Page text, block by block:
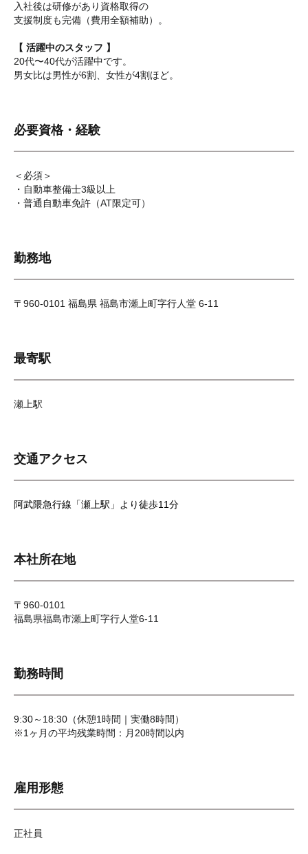
入社後は研修があり資格取得の
支援制度も完備（費用全額補助）。
【 活躍中のスタッフ 】
20代〜40代が活躍中です。
男女比は男性が6割、女性が4割ほど。
必要資格・経験
＜必須＞
・自動車整備士3級以上
・普通自動車免許（AT限定可）
勤務地
〒960-0101 福島県 福島市瀬上町字行人堂 6-11
最寄駅
瀬上駅
交通アクセス
阿武隈急行線「瀬上駅」より徒歩11分
本社所在地
〒 960-0101
福島県福島市瀬上町字行人堂6-11
勤務時間
9:30～18:30 （休憩1時間 ｜ 実働8時間）
※1ヶ月の平均残業時間：月20時間以内
雇用形態
正社員